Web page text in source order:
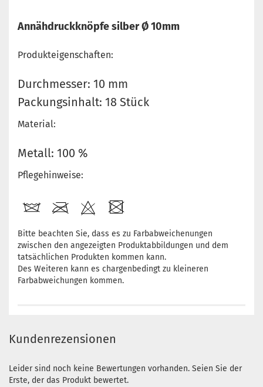
Annähdruckknöpfe silber Ø 10mm
Produkteigenschaften:
Durchmesser: 10 mm
Packungsinhalt: 18 Stück
Material:
Metall: 100 %
Pflegehinweise:
Bitte beachten Sie, dass es zu Farbabweichenungen
zwischen den angezeigten Produktabbildungen und dem
tatsächlichen Produkten kommen kann.
Des Weiteren kann es chargenbedingt zu kleineren
Farbabweichungen kommen.
Kundenrezensionen
Leider sind noch keine Bewertungen vorhanden. Seien Sie der
Erste, der das Produkt bewertet.